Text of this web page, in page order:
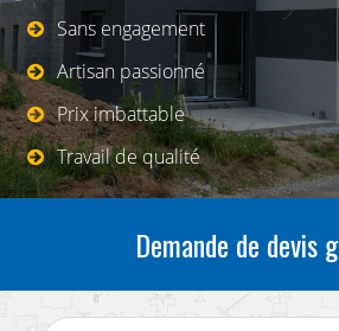
Sans engagement
Artisan passionné
Prix imbattable
Travail de qualité
Demande de devis